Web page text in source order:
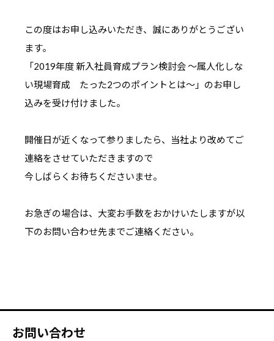
この度はお申し込みいただき、誠にありがとうござい
ます。
「2019年度 新入社員育成プラン検討会 ～属人化しな
い現場育成 たった2つのポイントとは～」のお申し
込みを受け付けました。
開催日が近くなって参りましたら、当社より改めてご
連絡をさせていただきますので
今しばらくお待ちくださいませ。
お急ぎの場合は、大変お手数をおかけいたしますが以
下のお問い合わせ先までご連絡ください。
お問い合わせ